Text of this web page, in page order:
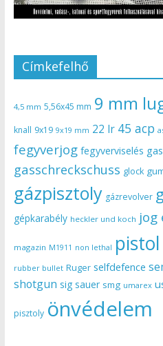
Címkefelhő
4,5 mm 5,56x45 mm 9 mm
knall 9x19 9x19 mm 22 lr 45 acp
fegyverjog fegyverviselés
gasschreckschuss glock
gázpisztoly gázrevolver
gépkarabély heckler und koch jog
magazin M1911 non lethal pistol
rubber bullet Ruger selfdefence
shotgun sig sauer smg umarex
pisztoly önvédelem